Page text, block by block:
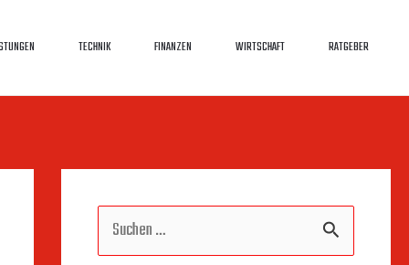
TECHNIK FINANZEN WIRTSCHAFT RATGEBER